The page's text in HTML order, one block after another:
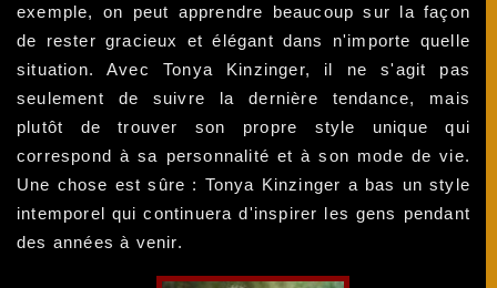
exemple, on peut apprendre beaucoup sur la façon
de rester gracieux et élégant dans n'importe quelle
situation. Avec Tonya Kinzinger, il ne s'agit pas
seulement de suivre la dernière tendance, mais
plutôt de trouver son propre style unique qui
correspond à sa personnalité et à son mode de vie.
Une chose est sûre : Tonya Kinzinger a bas un style
intemporel qui continuera d'inspirer les gens pendant
des années à venir.